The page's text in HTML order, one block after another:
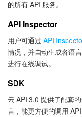
的所有 API 服务。
API Inspector
用户可通过 API
情况，并自动生成各语
进行在线调试。
SDK
云 API 3.0 提供了配套
言，能更方便的调用 API